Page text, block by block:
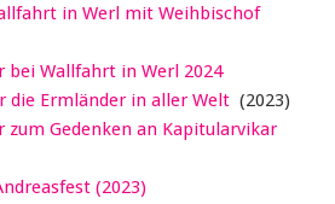
in Werl mit Weihbischof
bei Wallfahrt in Werl 2024
die Ermländer in aller Welt (2023)
zum Gedenken an Kapitularvikar
(2023)